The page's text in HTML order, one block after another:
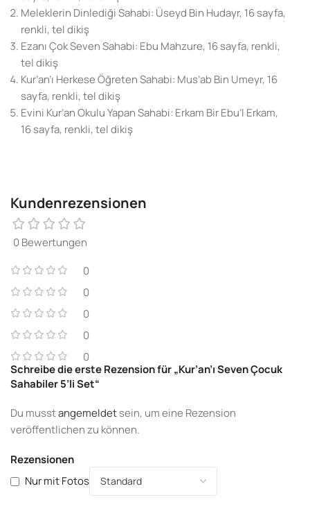
Meleklerin Dinlediği Sahabi: Üseyd Bin Hudayr, 16 sayfa,
renkli, tel dikiş
Ezanı Çok Seven Sahabi: Ebu Mahzure, 16 sayfa, renkli,
tel dikiş
Kur’an’ı Herkese Öğreten Sahabi: Mus’ab Bin Umeyr, 16
sayfa, renkli, tel dikiş
Evini Kur’an Okulu Yapan Sahabi: Erkam Bir Ebu’l Erkam,
16 sayfa, renkli, tel dikiş
Kundenrezensionen
0 Bewertungen
0
0
0
0
0
Rezensionen
Nur mit Fotos
Schreibe die erste Rezension für „Kur’an’ı Seven Çocuk
Sahabiler 5’li Set“
Du musstangemeldetsein, um eine Rezension
veröffentlichen zu können.